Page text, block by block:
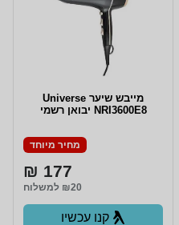
מייבש שיער Universe
NRI3600E8 יבואן רשמי
מחיר מיוחד
177 ₪
₪20 למשלוח
קנו עכשיו